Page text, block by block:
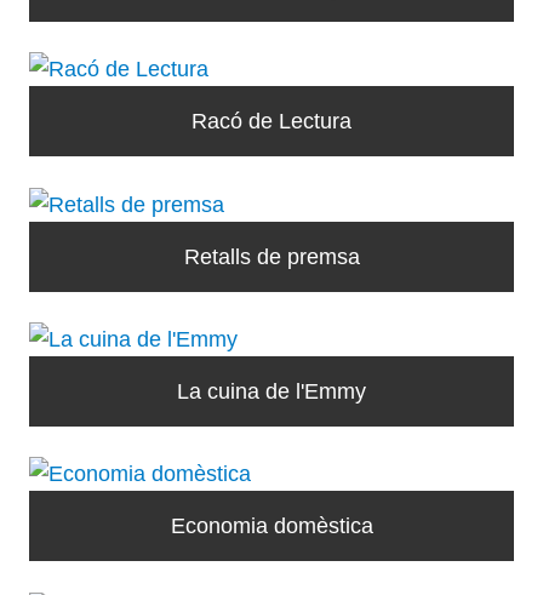
Racó de Lectura
Retalls de premsa
La cuina de l'Emmy
Economia domèstica